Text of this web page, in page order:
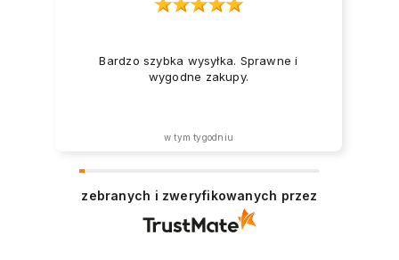
Bardzo szybka wysyłka. Sprawne i
wygodne zakupy.
w tym tygodniu
zebranych i zweryfikowanych przez